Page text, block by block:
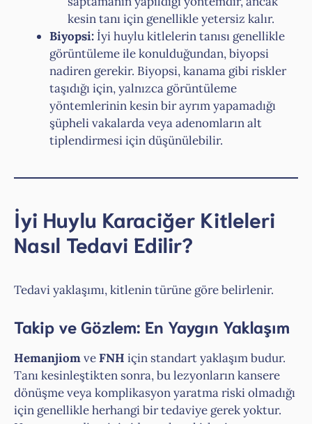
kesin tanı için genellikle yetersiz kalır.
Biyopsi: İyi huylu kitlelerin tanısı genellikle
görüntüleme ile konulduğundan, biyopsi
nadiren gerekir. Biyopsi, kanama gibi riskler
taşıdığı için, yalnızca görüntüleme
yöntemlerinin kesin bir ayrım yapamadığı
şüpheli vakalarda veya adenomların alt
tiplendirmesi için düşünülebilir.
İyi Huylu Karaciğer Kitleleri
Nasıl Tedavi Edilir?
Tedavi yaklaşımı, kitlenin türüne göre belirlenir.
Takip ve Gözlem: En Yaygın Yaklaşım
HemanjiomveFNH için standart yaklaşım budur.
Tanı kesinleştikten sonra, bu lezyonların kansere
dönüşme veya komplikasyon yaratma riski olmadığı
için genellikle herhangi bir tedaviye gerek yoktur.